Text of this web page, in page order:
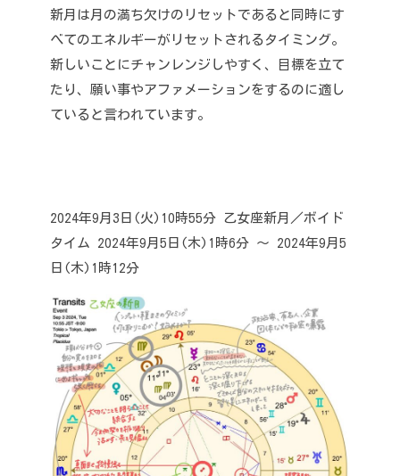
新月は月の満ち欠けのリセットであると同時にす
べてのエネルギーがリセットされるタイミング。
新しいことにチャンレンジしやすく、目標を立て
たり、願い事やアファメーションをするのに適し
ていると言われています。
2024年9月3日(火)10時55分 乙女座新月 ／ボイド
タイム 2024年9月5日(木)1時6分 〜 2024年9月5
日(木)1時12分